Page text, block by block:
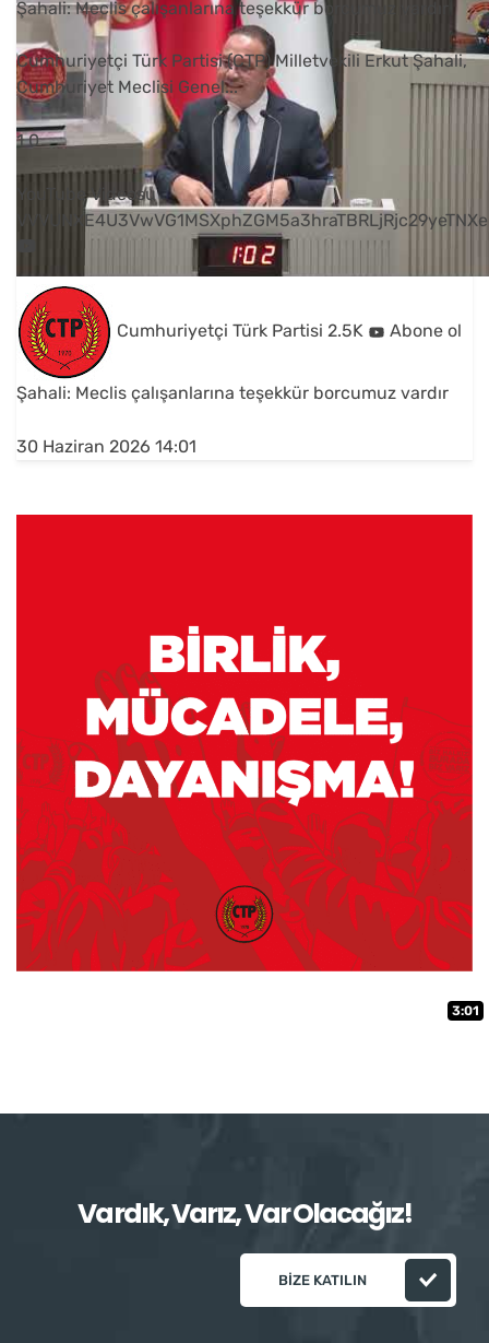
3:01
Şahali: Meclis çalışanlarına teşekkür borcumuz vardır
Cumhuriyetçi Türk Partisi (CTP) Milletvekili Erkut Şahali,
Cumhuriyet Meclisi Genel...
1 0
YouTube Videosu
Cumhuriyetçi Türk Partisi 2.5K Abone ol
Şahali: Meclis çalışanlarına teşekkür borcumuz vardır
30 Haziran 2026 14:01
Vardık, Varız, Var Olacağız!
BIZE KATILIN